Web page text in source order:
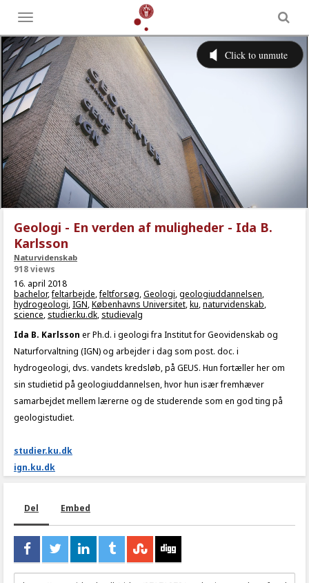
Toggle
menu
Geologi - En verden af muligheder - Ida B.
Karlsson
Naturvidenskab
918 views
16. april 2018
bachelor,feltarbejde,feltforsøg,Geologi,geologiuddannelsen,
hydrogeologi,IGN,Københavns Universitet,ku,naturvidenskab,
science, studier.ku.dk, studievalg
Ida B. Karlsson er Ph.d. i geologi fra Institut for Geovidenskab og
Naturforvaltning (IGN) og arbejder i dag som post. doc. i
hydrogeologi, dvs. vandets kredsløb, på GEUS. Hun fortæller her om
sin studietid på geologiuddannelsen, hvor hun især fremhæver
samarbejdet mellem lærerne og de studerende som en god ting på
geologistudiet.
studier.ku.dk
ign.ku.dk
Del Embed
URL